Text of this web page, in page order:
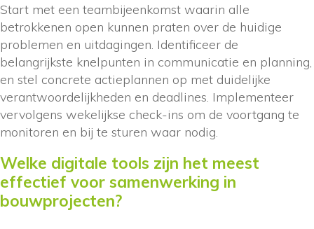
Start met een teambijeenkomst waarin alle
betrokkenen open kunnen praten over de huidige
problemen en uitdagingen. Identificeer de
belangrijkste knelpunten in communicatie en planning,
en stel concrete actieplannen op met duidelijke
verantwoordelijkheden en deadlines. Implementeer
vervolgens wekelijkse check-ins om de voortgang te
monitoren en bij te sturen waar nodig.
Welke digitale tools zijn het meest
effectief voor samenwerking in
bouwprojecten?